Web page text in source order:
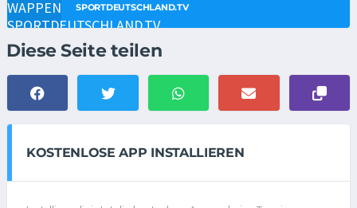
SPORTDEUTSCHLAND.TV
Diese Seite teilen
KOSTENLOSE APP INSTALLIEREN